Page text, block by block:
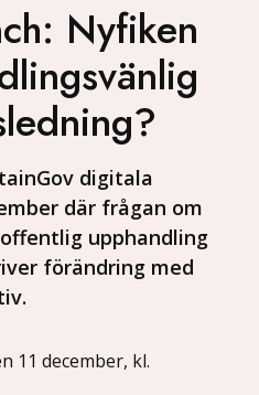
Nyfiken
digitala
där frågan om
upphandling
förändring med
11 december, kl.